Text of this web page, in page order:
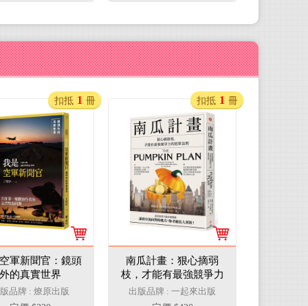
軍新聞官：鏡頭
的真實世界
品牌 : 燎原出版
扣抵 1 冊
南瓜計畫：狠心摘弱
枝，才能有最強競爭力
的經營法則
出版品牌 : 一起來出版
扣抵 1 冊